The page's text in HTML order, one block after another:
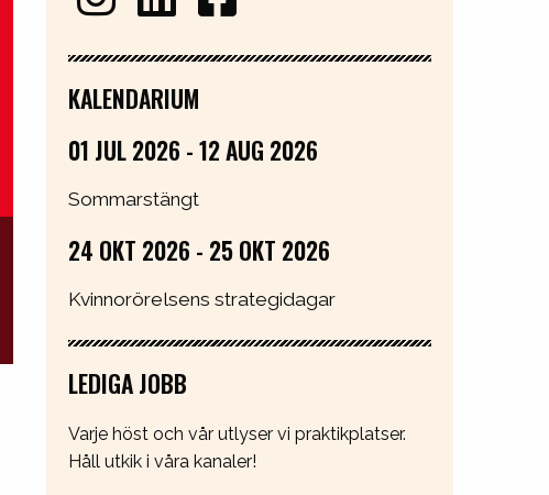
KALENDARIUM
01 JUL 2026 - 12 AUG 2026
Sommarstängt
24 OKT 2026 - 25 OKT 2026
Kvinnorörelsens strategidagar
LEDIGA JOBB
Varje höst och vår utlyser vi praktikplatser.
Håll utkik i våra kanaler!